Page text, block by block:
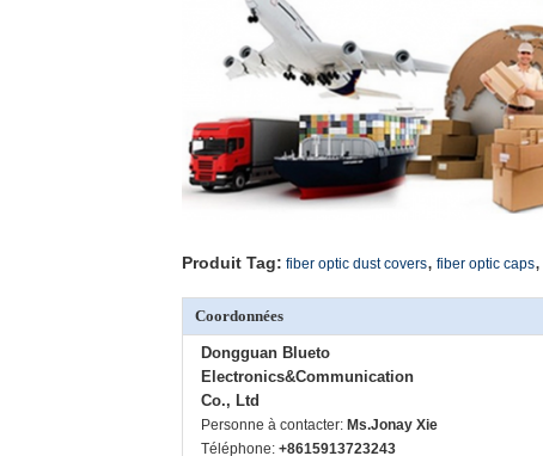
Produit Tag: fiber optic dust covers, fiber optic caps,
Coordonnées
Dongguan Blueto
Electronics&Communication
Co., Ltd
Personne à contacter: Ms.Jonay Xie
Téléphone: +8615913723243